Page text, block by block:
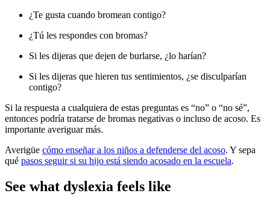
¿Te gusta cuando bromean contigo?
¿Tú les respondes con bromas?
Si les dijeras que dejen de burlarse, ¿lo harían?
Si les dijeras que hieren tus sentimientos, ¿se disculparían
contigo?
Si la respuesta a cualquiera de estas preguntas es “no” o “no sé”,
entonces podría tratarse de bromas negativas o incluso de acoso. Es
importante averiguar más.
Averigüe cómo enseñar a los niños a defenderse del acoso. Y sepa
qué pasos seguir si su hijo está siendo acosado en la escuela.
See what dyslexia feels like